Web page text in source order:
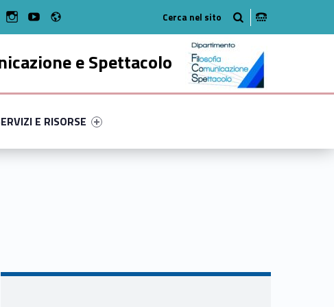
e Spettacolo
69146-52
identifier #link-menu-primary-78240-63
E RISORSE
Facebook
WebMan on TwitterWebMan on Instagram
WebMan on Youtube